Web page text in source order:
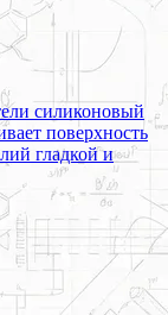
силиконовый
поверхность
гладкой и